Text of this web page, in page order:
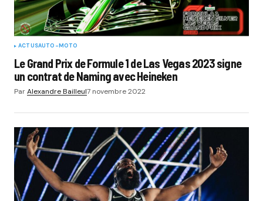
ACTUSAUTO-MOTO
Le Grand Prix de Formule 1 de Las Vegas 2023 signe
un contrat de Naming avec Heineken
ParAlexandre Bailleul7 novembre 2022